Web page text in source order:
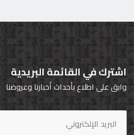
اشترك في القائمة البريدية
وابق على اطلاع بأحداث أخبارنا وعروضنا